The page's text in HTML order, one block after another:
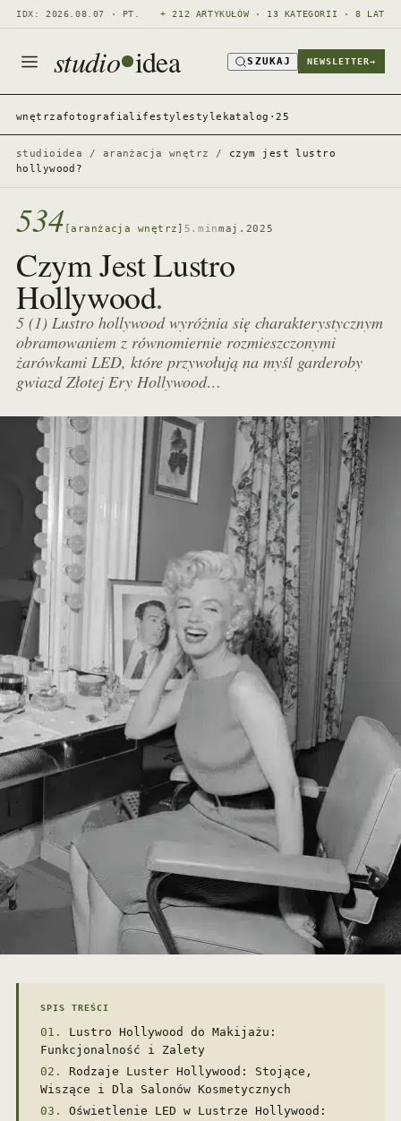
IDX: 2026.08.07 · PT. + 212 ARTYKUŁÓW · 13 KATEGORII · 8 LAT
studio idea SZUKAJ NEWSLETTER→
wnętrzafotografialifestylestyle katalog·25
studioidea / aranżacja wnętrz / czym jest lustro
hollywood?
534 [aranżacja wnętrz] 5.minmaj.2025
Czym Jest Lustro
Hollywood.
5 (1) Lustro hollywood wyróżnia się charakterystycznym
obramowaniem z równomiernie rozmieszczonymi
żarówkami LED, które przywołują na myśl garderoby
gwiazd Złotej Ery Hollywood…
SPIS TREŚCI
Lustro Hollywood do Makijażu:
Funkcjonalność i Zalety
Rodzaje Luster Hollywood: Stojące,
Wiszące i Dla Salonów Kosmetycznych
Oświetlenie LED w Lustrze Hollywood: